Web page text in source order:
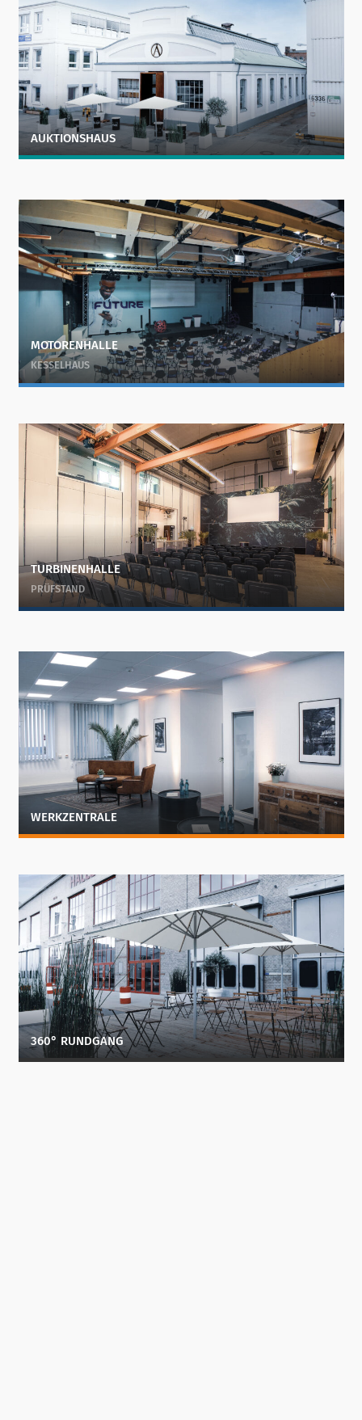
AUKTIONSHAUS
MOTORENHALLE
KESSELHAUS
TURBINENHALLE
PRÜFSTAND
WERKZENTRALE
360° RUNDGANG